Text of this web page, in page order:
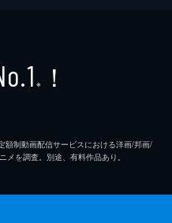
※ ！
制動画配信サービスにおける洋画/邦画/
を調査。別途、有料作品あり。